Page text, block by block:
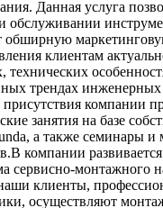
Данная услуга
обслуживании
обширную
клиентам
технических
трендах
присутствия компании
занятия на базе
а также семинары и
компании
сервисно-монтажного
клиенты,
осуществляют